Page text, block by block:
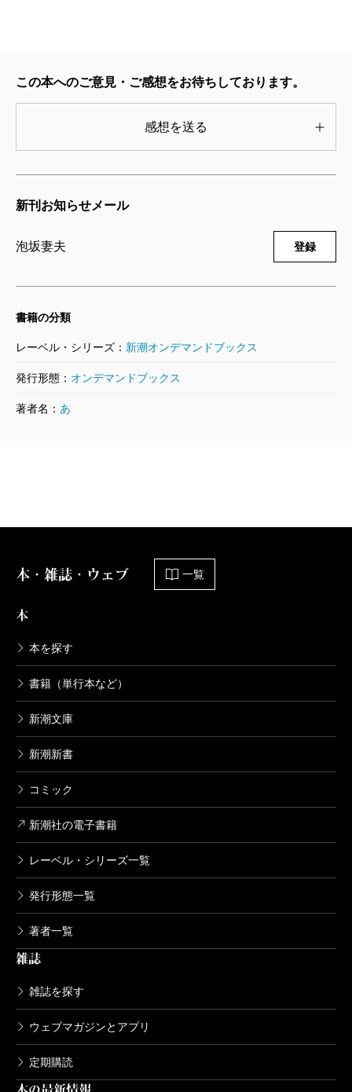
この本へのご意見・ご感想をお待ちしております。
感想を送る
新刊お知らせメール
泡坂妻夫 登録
書籍の分類
レーベル・シリーズ： 新潮オンデマンドブックス
発行形態： オンデマンドブックス
著者名： あ
本・雑誌・ウェブ 一覧
本
本を探す
書籍（単行本など）
新潮文庫
新潮新書
コミック
新潮社の電子書籍
レーベル・シリーズ一覧
発行形態一覧
著者一覧
雑誌
雑誌を探す
ウェブマガジンとアプリ
定期購読